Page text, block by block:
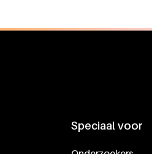
Speciaal voor